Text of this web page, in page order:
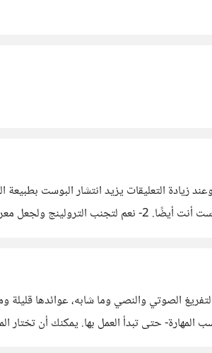
زيادة التعليقات يزيد انتشار البوست
هذا التعليق في الصفحة الرئيسية، وهو ما سيقودك
الصوتي والنصي وما شابه، عوائدها
حتى تبدأ العمل بها. يمكنك أن